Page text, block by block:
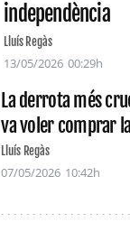
independència
Lluís Regàs
13/05/2026 00:29h
La derrota més
va voler comprar
Lluís Regàs
07/05/2026 10:42h